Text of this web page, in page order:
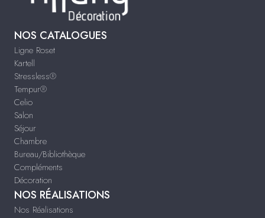
NOS CATALOGUES
Ligne Roset
Kartell
Stressless®
Tempur®
Celio
Salon
Séjour
Chambre
Bureau/Bibliothèque
Compléments
Décoration
NOS RÉALISATIONS
Nos Réalisations